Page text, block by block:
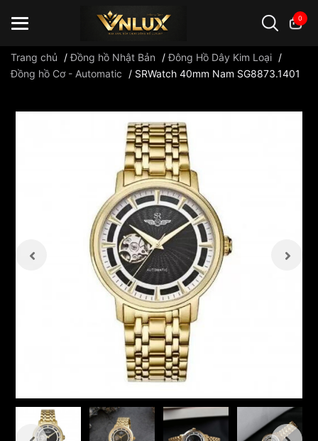
0
Trang chủ /Đồng hồ Nhật Bản /Đông Hồ Dây Kim Loại /
Đồng hồ Cơ - Automatic
/ SRWatch 40mm Nam SG8873.1401